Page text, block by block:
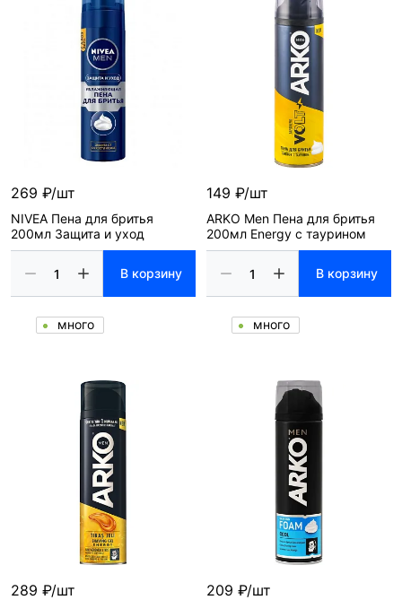
269 ₽/шт
NIVEA Пена для бритья
200мл Защита и уход
В корзину
много
149 ₽/шт
ARKO Men Пена для бритья
200мл Energy с таурином
В корзину
много
289 ₽/шт 209 ₽/шт